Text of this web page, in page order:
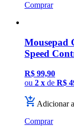
Comprar
Mousepad
Speed
R$ 99,90
ou 2 x de R$
Adicionar
Comprar